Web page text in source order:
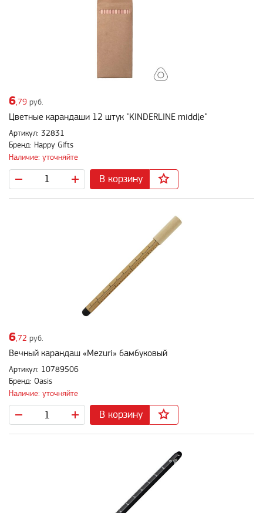
6,79 руб.
Цветные карандаши 12 штук "KINDERLINE middle"
Артикул: 32831
Бренд: Happy Gifts
Наличие: уточняйте
В корзину
6 ,72 руб.
Вечный карандаш «Mezuri» бамбуковый
Артикул: 10789506
Бренд: Oasis
Наличие: уточняйте
В корзину